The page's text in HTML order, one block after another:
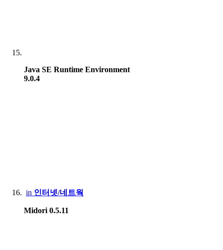
Java SE Runtime Environment
9.0.4
in 인터넷/네트웍
Midori 0.5.11